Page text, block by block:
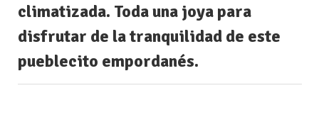
climatizada. Toda una joya para
disfrutar de la tranquilidad de este
pueblecito empordanés.